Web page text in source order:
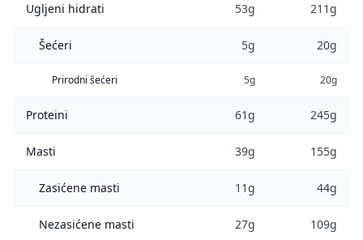
Ugljeni hidrati 53g 211g
Šećeri 5g 20g
Prirodni šećeri 5g 20g
Proteini 61g 245g
Masti 39g 155g
Zasićene masti 11g 44g
Nezasićene masti 27g 109g